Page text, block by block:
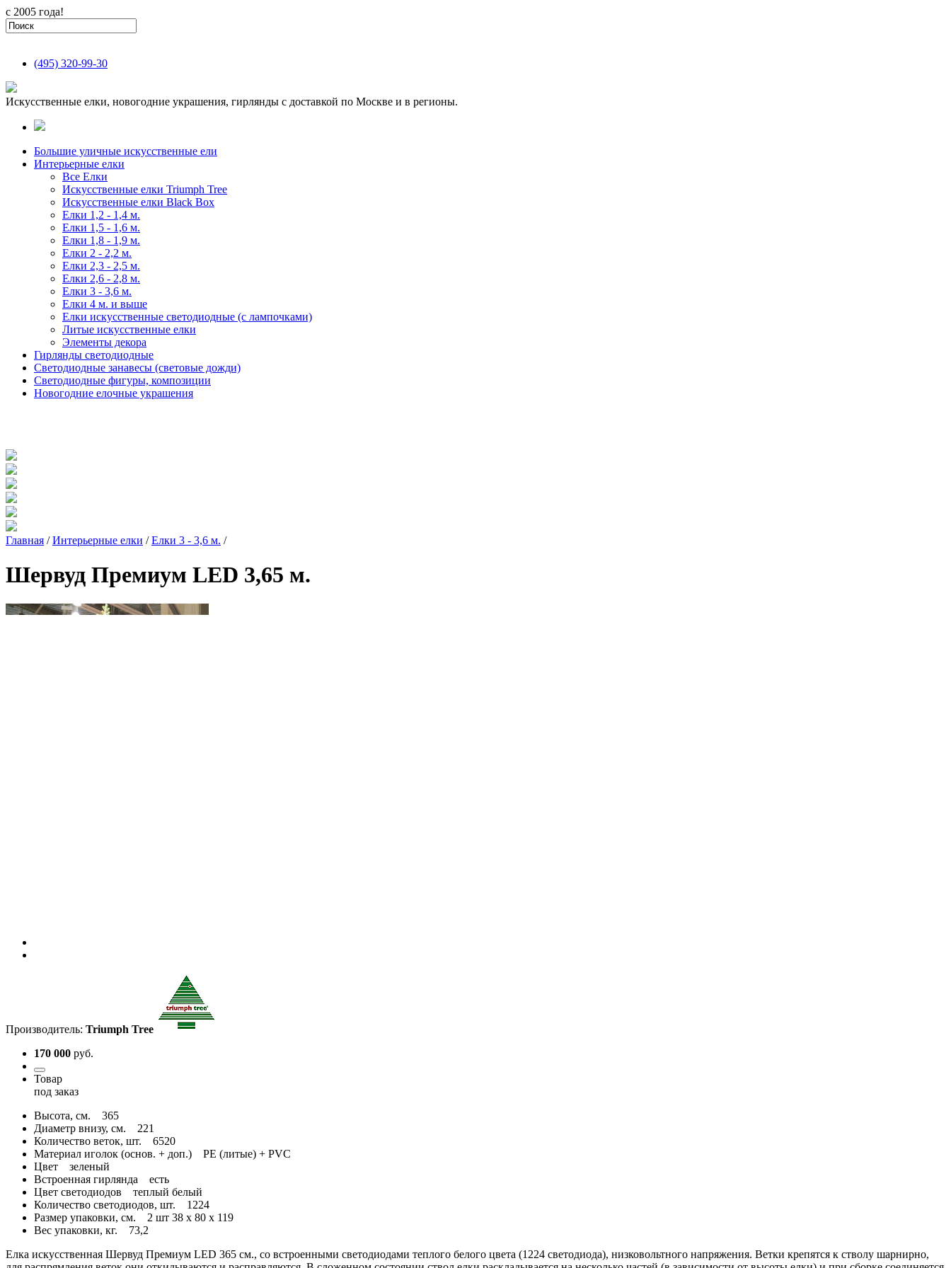
с 2005 года!
(495) 320-99-30
Искусственные елки, новогодние украшения, гирлянды с доставкой по Москве и в регионы.
Большие уличные искусственные ели
Интерьерные елки
Все Елки
Искусственные елки Triumph Tree
Искусственные елки Black Box
Елки 1,2 - 1,4 м.
Елки 1,5 - 1,6 м.
Елки 1,8 - 1,9 м.
Елки 2 - 2,2 м.
Елки 2,3 - 2,5 м.
Елки 2,6 - 2,8 м.
Елки 3 - 3,6 м.
Елки 4 м. и выше
Елки искусственные светодиодные (с лампочками)
Литые искусственные елки
Элементы декора
Гирлянды светодиодные
Светодиодные занавесы (световые дожди)
Светодиодные фигуры, композиции
Новогодние елочные украшения
Главная / Интерьерные елки / Елки 3 - 3,6 м. /
Шервуд Премиум LED 3,65 м.
Производитель: Triumph Tree
170 000 руб.
Товар
под заказ
Высота, см. 365
Диаметр внизу, см. 221
Количество веток, шт. 6520
Материал иголок (основ. + доп.) PE (литые) + PVC
Цвет зеленый
Встроенная гирлянда есть
Цвет светодиодов теплый белый
Количество светодиодов, шт. 1224
Размер упаковки, см. 2 шт 38 x 80 x 119
Вес упаковки, кг. 73,2
Елка искусственная Шервуд Премиум LED 365 см., со встроенными светодиодами теплого белого цвета (1224 светодиода), низковольтного напряжения. Ветки крепятся к стволу шарнирно,